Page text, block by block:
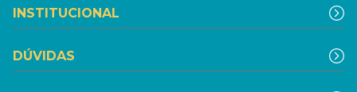
INSTITUCIONAL
DÚVIDAS